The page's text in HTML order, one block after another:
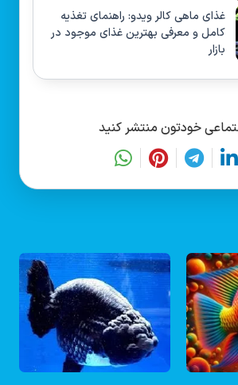
غذای ماهی کالر ویدو: راهنمای تغذیه
کامل و معرفی بهترین غذای موجود در
بازار
خودتون منتشر کنید